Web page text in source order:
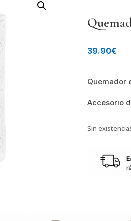
39.90€
Quemador
Accesorio
Sin